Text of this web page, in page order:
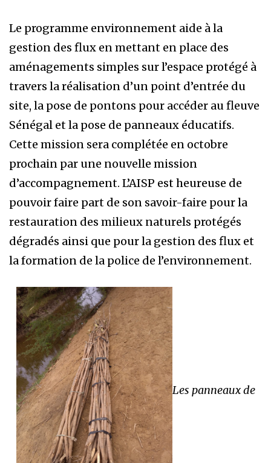
Le programme environnement aide à la
gestion des flux en mettant en place des
aménagements simples sur l’espace protégé à
travers la réalisation d’un point d’entrée du
site, la pose de pontons pour accéder au fleuve
Sénégal et la pose de panneaux éducatifs.
Cette mission sera complétée en octobre
prochain par une nouvelle mission
d’accompagnement. L’AISP est heureuse de
pouvoir faire part de son savoir-faire pour la
restauration des milieux naturels protégés
dégradés ainsi que pour la gestion des flux et
la formation de la police de l’environnement.
Les panneaux de